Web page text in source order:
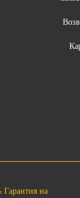
Гарантия на